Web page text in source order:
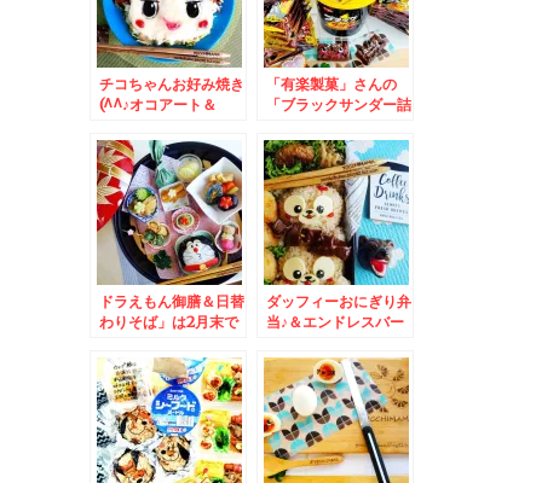
´艸`*)
チコちゃんお好み焼き
(^^♪オコアート＆
爵」さんの「チキンカ
レー」「ブロッコリー
角煮」追加トッピング
(*´艸`*)美味♪
「有楽製菓」さんの
「ブラックサンダー詰
バサダー♪おばちゃん
力全開で詰め込む(笑)
ドラえもん御膳＆日替
わりそば」は2月末で
う「ごまそば遊鶴」さ
ん
ダッフィーおにぎり弁
当♪＆エンドレスバー
きとりはちゃんと自分
達で串打ち♪